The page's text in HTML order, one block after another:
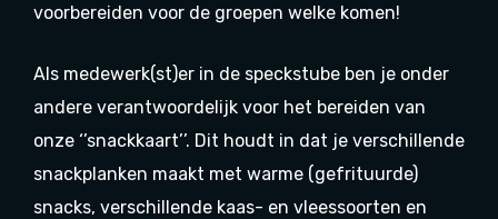
voorbereiden voor de groepen welke komen!
Als medewerk(st)er in de speckstube ben je onder
andere verantwoordelijk voor het bereiden van
onze ‘’snackkaart’’. Dit houdt in dat je verschillende
snackplanken maakt met warme (gefrituurde)
snacks, verschillende kaas- en vleessoorten en